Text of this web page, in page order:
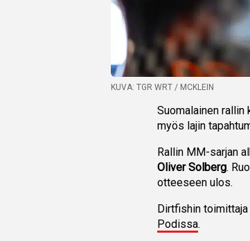
KUVA: TGR WRT / MCKLEIN
Suomalainen rallin
myös lajin
Rallin MM-sarjan
Oliver Solberg.
otteeseen ulos.
Dirtfishin toimittaja
Podissa.